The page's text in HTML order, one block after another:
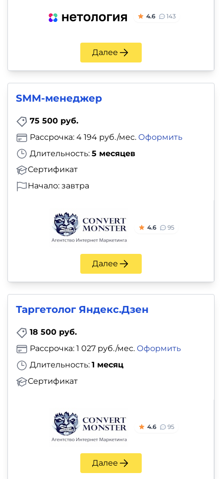
4.6 143
Далее
SMM-менеджер
75 500 руб.
Длительность: 5 месяцев
Сертификат
Рассрочка: 4 194 руб./мес. Оформить
Начало: завтра
4.6 95
Далее
Таргетолог Яндекс.Дзен
18 500 руб.
Длительность: 1 месяц
Сертификат
Рассрочка: 1 027 руб./мес. Оформить
4.6 95
Далее
саморазвитие
Репетиторы
Тесты
профориентацию